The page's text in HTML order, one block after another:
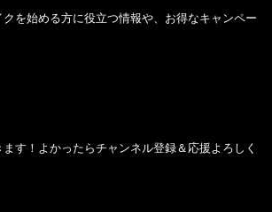
クを始める方に役立つ情報や、お得なキャンペー
す！よかったらチャンネル登録＆応援よろしく